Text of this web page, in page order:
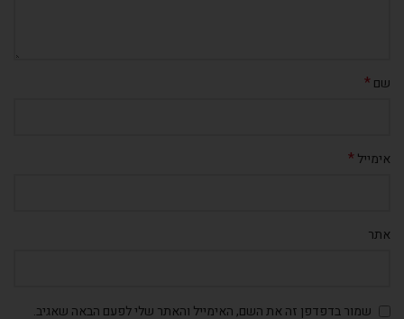
שם*
אימייל*
אתר
שמור בדפדפן זה את השם, האימייל והאתר שלי לפעם הבאה שאגיב.